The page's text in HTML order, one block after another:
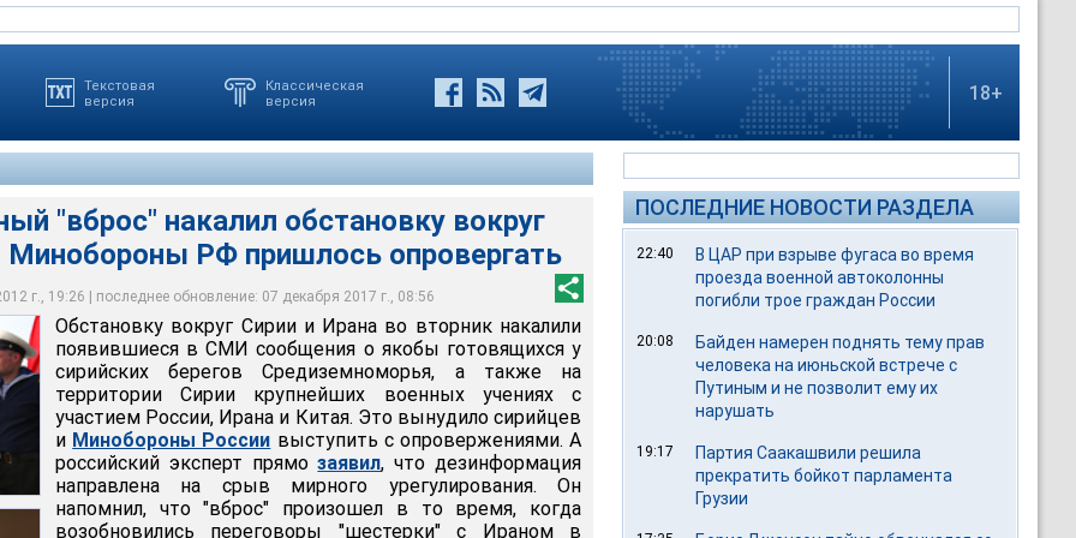
Текстовая
версия
Классическая
версия
18+
"вброс" накалил обстановку вокруг
Минобороны РФ пришлось опровергать
г., 19:26 | последнее обновление: 07 декабря 2017 г., 08:56
и Ирана во вторник накалили появившиеся в СМИ
у сирийских берегов Средиземноморья, а также на
военных учениях с участием России, Ирана и Китая
произошел в то время, когда возобновились переговоры
Москве и до предела обострена ситуация в Сирии
что Россия направляет для участия в этих учениях атомные
Иран - линкоры и подлодки, Китай - 12 военных
Обстановку вокруг Сирии и Ирана во вторник накалили
появившиеся в СМИ сообщения о якобы готовящихся у
сирийских берегов Средиземноморья, а также на
территории Сирии крупнейших военных учениях с
участием России, Ирана и Китая. Это вынудило сирийцев
и Минобороны России выступить с опровержениями. А
российский эксперт прямозаявил, что дезинформация
направлена на срыв мирного урегулирования. Он
напомнил, что "вброс" произошел в то время, когда
возобновились переговоры "шестерки" с Ираном в
ПОСЛЕДНИЕ НОВОСТИ РАЗДЕЛА
22:40
В ЦАР при взрыве фугаса во время
проезда военной автоколонны
погибли трое граждан России
20:08
Байден намерен поднять тему прав
человека на июньской встрече с
Путиным и не позволит ему их
нарушать
19:17
Партия Саакашвили решила
прекратить бойкот парламента
Грузии